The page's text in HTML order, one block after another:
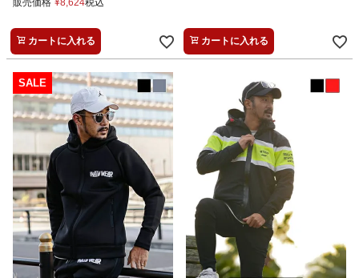
販売価格 ¥8,624税込
カートに入れる カートに入れる